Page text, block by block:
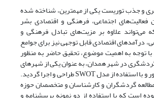
و جذب توریست یکی از مهمترین، شناخته شده
فعالیت‌های اجتماعی، فرهنگی و اقتصادی بشر
علاوه بر مزیت‌های تبادل فرهنگی و
درآمدهای اقتصادی قابل توجهی نیز برای جوامع
با توجه به اهمیت موضوع، تحقیق حاضر به منظور
در شهر همدان، به عنوان یکی از شهرهای
مهم گردشگری کشور و با استفاده از مدل SWOT طراحی و اجرا گردید.
گردشگران و کارشناسان و متخصصان حوزه